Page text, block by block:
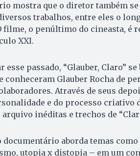
mostra que o diretor também
trabalhos, entre eles o
filme, o penúltimo do cineasta, é
XXI.
esse passado, “Glauber, Claro”
conheceram Glauber Rocha de
Através de seus
e do processo criativo
inéditas e trechos de
documentário aborda temas
utopia x distopia – em um